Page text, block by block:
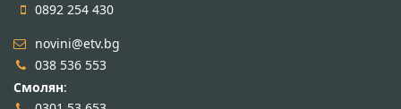
0892 254 430
novini@etv.bg
038 536 553
Смолян: